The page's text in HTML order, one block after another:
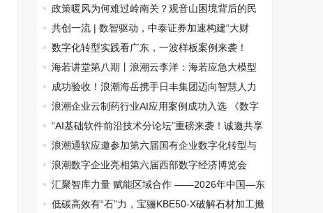
是哪一年)
政策暖风为何难过岭南关？观音山困境背后的民
营经济突围之问
共创一流 | 数智驱动，中泰证券加速构建“大财
务”管理体系
数字化转型实践看广东，一波样板案例来袭！
海若讲堂第八期丨浪潮云李洋：海若应急大模型
为行业带来新气象
成功验收！浪潮海岳携手日丰集团迈向智慧人力
新征程
浪潮企业云制药行业AI应用案例成功入选 《数字
原生典型案例集2024-2025》
“AI基础软件前沿技术分论坛”重磅来袭！诚邀共享
技术盛宴
浪潮通软应邀参加第六届国有企业数字化转型与
发展研讨会
浪潮数字企业亮相第六届西部数字经济博览会
汇聚智库力量 赋能区域合作 ——2026年中国—东
盟商务理事会专家座谈会在南宁举行
低碳高效有“石”力，宝骊KBE50-X破解石材加工搬